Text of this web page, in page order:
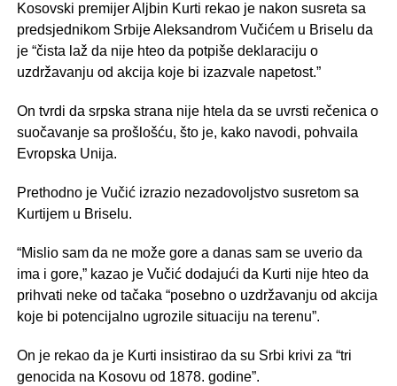
Kosovski premijer Aljbin Kurti rekao je nakon susreta sa
predsjednikom Srbije Aleksandrom Vučićem u Briselu da
je “čista laž da nije hteo da potpiše deklaraciju o
uzdržavanju od akcija koje bi izazvale napetost.”
On tvrdi da srpska strana nije htela da se uvrsti rečenica o
suočavanje sa prošlošću, što je, kako navodi, pohvaila
Evropska Unija.
Prethodno je Vučić izrazio nezadovoljstvo susretom sa
Kurtijem u Briselu.
“Mislio sam da ne može gore a danas sam se uverio da
ima i gore,” kazao je Vučić dodajući da Kurti nije hteo da
prihvati neke od tačaka “posebno o uzdržavanju od akcija
koje bi potencijalno ugrozile situaciju na terenu”.
On je rekao da je Kurti insistirao da su Srbi krivi za “tri
genocida na Kosovu od 1878. godine”.